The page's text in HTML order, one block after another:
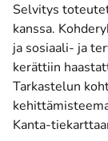
Selvitys
kanssa.
ja sosiaali- ja
kerättiin
Tarkastelun
Kanta-